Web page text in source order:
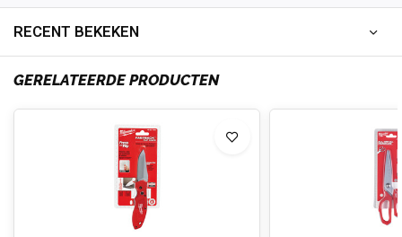
RECENT BEKEKEN
GERELATEERDE PRODUCTEN